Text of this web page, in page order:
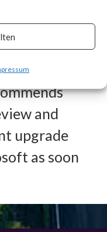
any
auto
and
upgrade
as soon